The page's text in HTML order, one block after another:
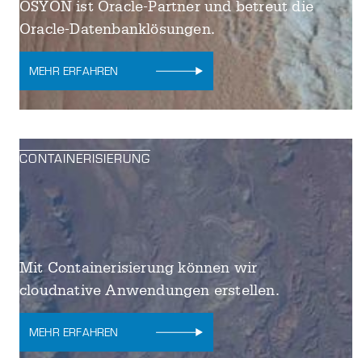
OSYON ist Oracle-Partner und betreut die
Oracle-Datenbanklösungen.
MEHR ERFAHREN
CONTAINERISIERUNG
Mit Containerisierung können wir
cloudnative Anwendungen erstellen.
MEHR ERFAHREN